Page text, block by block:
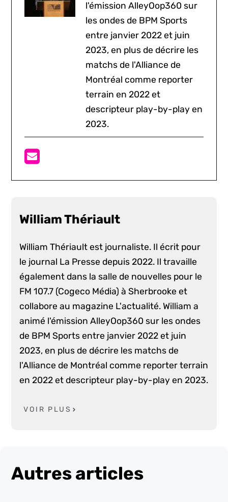
l'émission AlleyOop360 sur
les ondes de BPM Sports
entre janvier 2022 et juin
2023, en plus de décrire les
matchs de l'Alliance de
Montréal comme reporter
terrain en 2022 et
descripteur play-by-play en
2023.
William Thériault
William Thériault est journaliste. Il écrit pour
le journal La Presse depuis 2022. Il travaille
également dans la salle de nouvelles pour le
FM 107.7 (Cogeco Média) à Sherbrooke et
collabore au magazine L'actualité. William a
animé l'émission AlleyOop360 sur les ondes
de BPM Sports entre janvier 2022 et juin
2023, en plus de décrire les matchs de
l'Alliance de Montréal comme reporter terrain
en 2022 et descripteur play-by-play en 2023.
VOIR PLUS
Autres articles